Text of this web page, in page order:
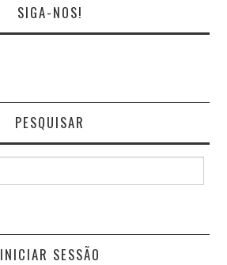
SIGA-NOS!
PESQUISAR
INICIAR SESSÃO